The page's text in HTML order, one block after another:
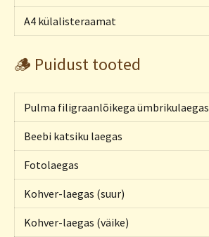
A4 külalisteraamat
🪵 Puidust tooted
Pulma filigraanlõikega ümbrikulaegas
Beebi katsiku laegas
Fotolaegas
Kohver-laegas (suur)
Kohver-laegas (väike)